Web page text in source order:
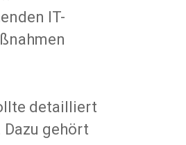
IT-
detailliert
gehört